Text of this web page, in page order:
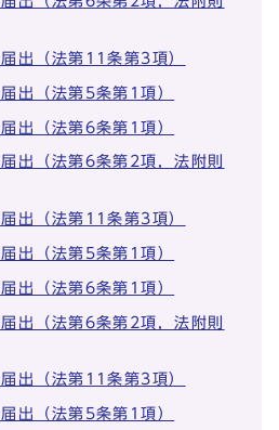
出（法第11条第3項）
出（法第5条第1項）
出（法第6条第1項）
出（法第6条第2項，法附則
出（法第11条第3項）
出（法第5条第1項）
出（法第6条第1項）
出（法第6条第2項，法附則
出（法第11条第3項）
出（法第5条第1項）